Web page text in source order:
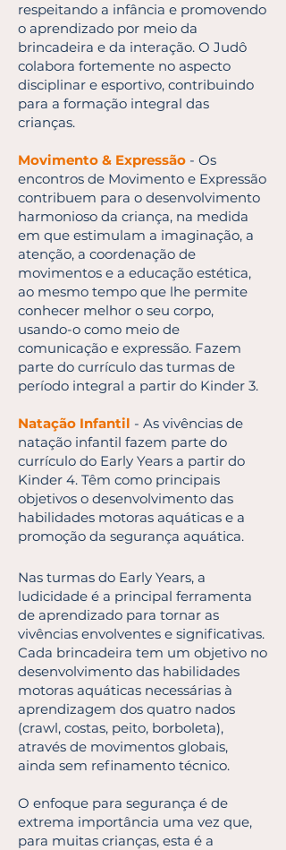
respeitando a infância e promovendo
o aprendizado por meio da
brincadeira e da interação. O Judô
colabora fortemente no aspecto
disciplinar e esportivo, contribuindo
para a formação integral das
crianças.
Movimento & Expressão - Os
encontros de Movimento e Expressão
contribuem para o desenvolvimento
harmonioso da criança, na medida
em que estimulam a imaginação, a
atenção, a coordenação de
movimentos e a educação estética,
ao mesmo tempo que lhe permite
conhecer melhor o seu corpo,
usando-o como meio de
comunicação e expressão. Fazem
parte do currículo das turmas de
período integral a partir do Kinder 3.
Natação Infantil - As vivências de
natação infantil fazem parte do
currículo do Early Years a partir do
Kinder 4. Têm como principais
objetivos o desenvolvimento das
habilidades motoras aquáticas e a
promoção da segurança aquática.
Nas turmas do Early Years, a
ludicidade é a principal ferramenta
de aprendizado para tornar as
vivências envolventes e significativas.
Cada brincadeira tem um objetivo no
desenvolvimento das habilidades
motoras aquáticas necessárias à
aprendizagem dos quatro nados
(crawl, costas, peito, borboleta),
através de movimentos globais,
ainda sem refinamento técnico.
O enfoque para segurança é de
extrema importância uma vez que,
para muitas crianças, esta é a